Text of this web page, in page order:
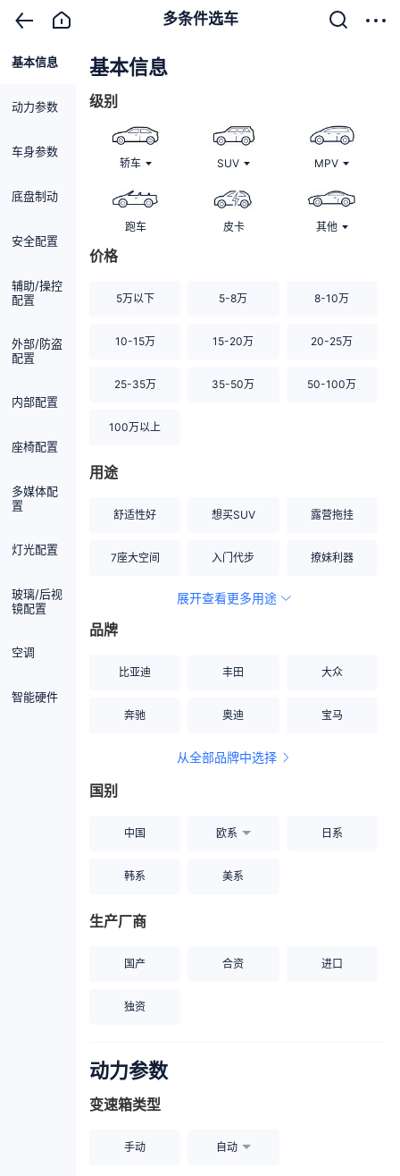
多条件选车
基本信息
动力参数
车身参数
底盘制动
安全配置
辅助/操控
配置
外部/防盗
配置
内部配置
座椅配置
多媒体配
置
灯光配置
玻璃/后视
镜配置
空调
智能硬件
基本信息
级别
轿车 SUV MPV
跑车 皮卡 其他
价格
5万以下 5-8万 8-10万
10-15万 15-20万 20-25万
25-35万 35-50万 50-100万
100万以上
用途
舒适性好 想买SUV 露营拖挂
7座大空间 入门代步 撩妹利器
空间宽敞
展开查看更多用途
品牌
比亚迪 丰田 大众
奔驰 奥迪 宝马
从全部品牌中选择
国别
中国 欧系 日系
韩系 美系
生产厂商
国产 合资 进口
独资
动力参数
变速箱类型
手动 自动